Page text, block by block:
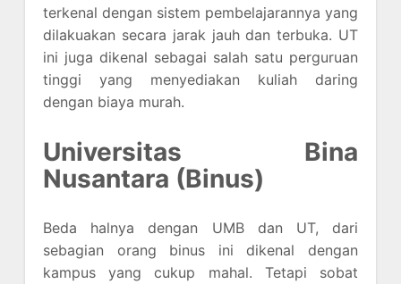
terkenal dengan sistem pembelajarannya yang
dilakuakan secara jarak jauh dan terbuka. UT
ini juga dikenal sebagai salah satu perguruan
tinggi yang menyediakan kuliah daring
dengan biaya murah.
Universitas Bina
Nusantara (Binus)
Beda halnya dengan UMB dan UT, dari
sebagian orang binus ini dikenal dengan
kampus yang cukup mahal. Tetapi sobat